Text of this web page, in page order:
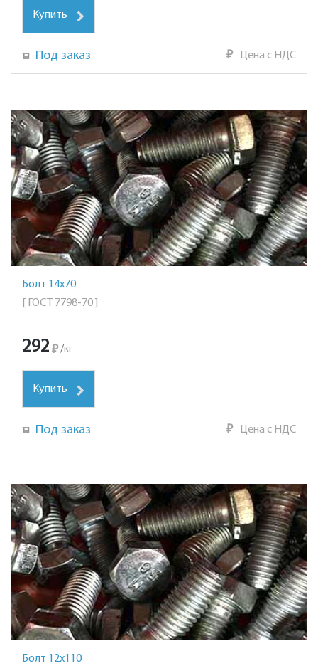
Купить
Под заказ ₽ Цена с НДС
Болт 14х70
[ ГОСТ 7798-70 ]
292 ₽ /кг
Купить
Под заказ ₽ Цена с НДС
Болт 12х110